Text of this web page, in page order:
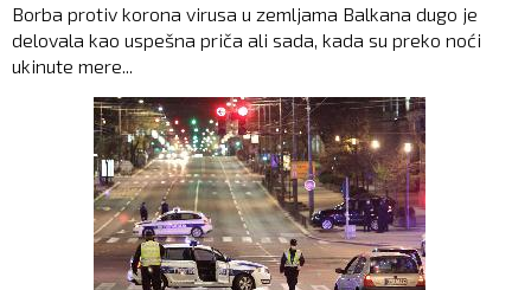
Borba protiv korona virusa u zemljama Balkana dugo je
delovala kao uspešna priča ali sada, kada su preko noći
ukinute mere...